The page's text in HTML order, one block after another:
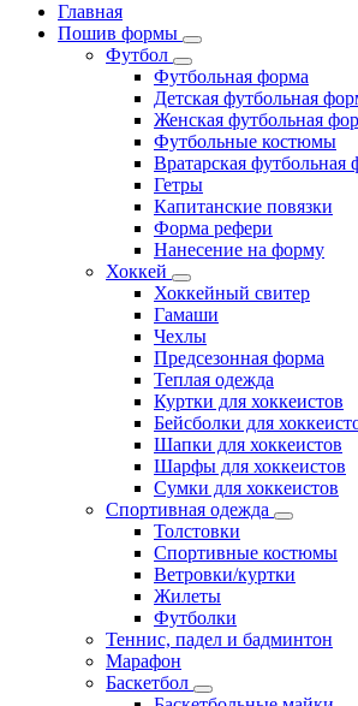
Главная
Пошив формы
Футбол
Футбольная форма
Детская футбольная
Женская футбольная
Футбольные костюмы
Вратарская футбольная
Гетры
Капитанские повязки
Форма рефери
Нанесение на форму
Хоккей
Хоккейный свитер
Гамаши
Чехлы
Предсезонная форма
Теплая одежда
Куртки для хоккеистов
Бейсболки для
Шапки для хоккеистов
Шарфы для хоккеистов
Сумки для хоккеистов
Спортивная одежда
Толстовки
Спортивные костюмы
Ветровки/куртки
Жилеты
Футболки
Теннис, падел и бадминтон
Марафон
Баскетбол